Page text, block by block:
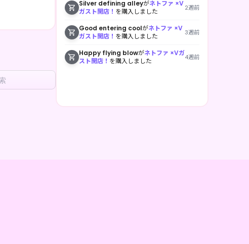
Silver defining alleyがネトファ ×V
ガスト開店！ を購入しました 2週前
Good entering coolがネトファ ×V
ガスト開店！ を購入しました 3週前
Happy flying blowがネトファ ×Vガ
スト開店！ を購入しました 4週前